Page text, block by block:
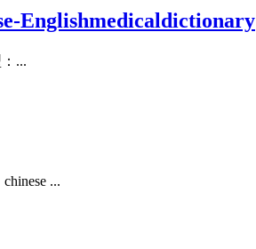
Englishmedicaldictionary
...
...